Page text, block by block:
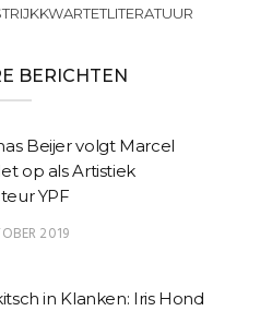
BERICHTEN
Beijer volgt Marcel
op als Artistiek
YPF
2019
in Klanken: Iris Hond